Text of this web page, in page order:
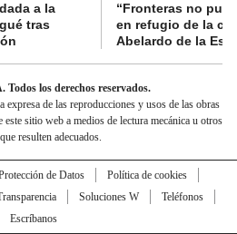
a la
tras
“Fronteras no
en refugio de la
Abelardo de la
los derechos reservados.
de las reproducciones y usos de las obras
este sitio web a medios de lectura mecánica u otros
resulten adecuados.
de Datos
Política de cookies
Soluciones W
Teléfonos
Escríbanos